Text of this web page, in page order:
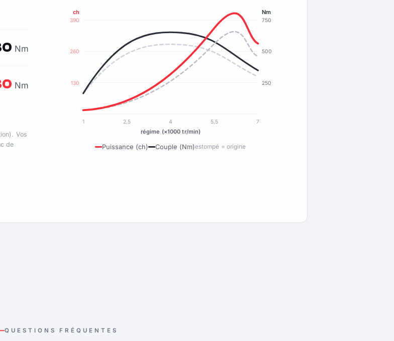
Nm
Nm
Vos
de
130
260
390
250
500
750
ch Nm
1 2,5 4 5,5 7
régime (×1000 tr/min)
Puissance (ch) Couple (Nm)estompé = origine
QUESTIONS FRÉQUENTES